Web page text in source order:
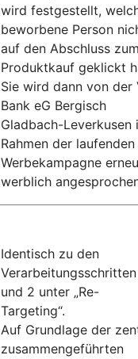
wird festgestellt,
beworbene Person
auf den Abschluss
Produktkauf geklickt
Sie wird dann von der
Bank eG Bergisch
Gladbach-Leverkusen
Rahmen der laufenden
Werbekampagne
werblich
Identisch zu den
Verarbeitungsschritten
und 2 unter „Re-
Targeting“.
Auf Grundlage der
zusammengeführten